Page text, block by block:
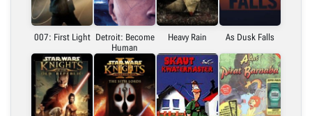
007: First Light Detroit: Become
Human
Heavy Rain As Dusk Falls